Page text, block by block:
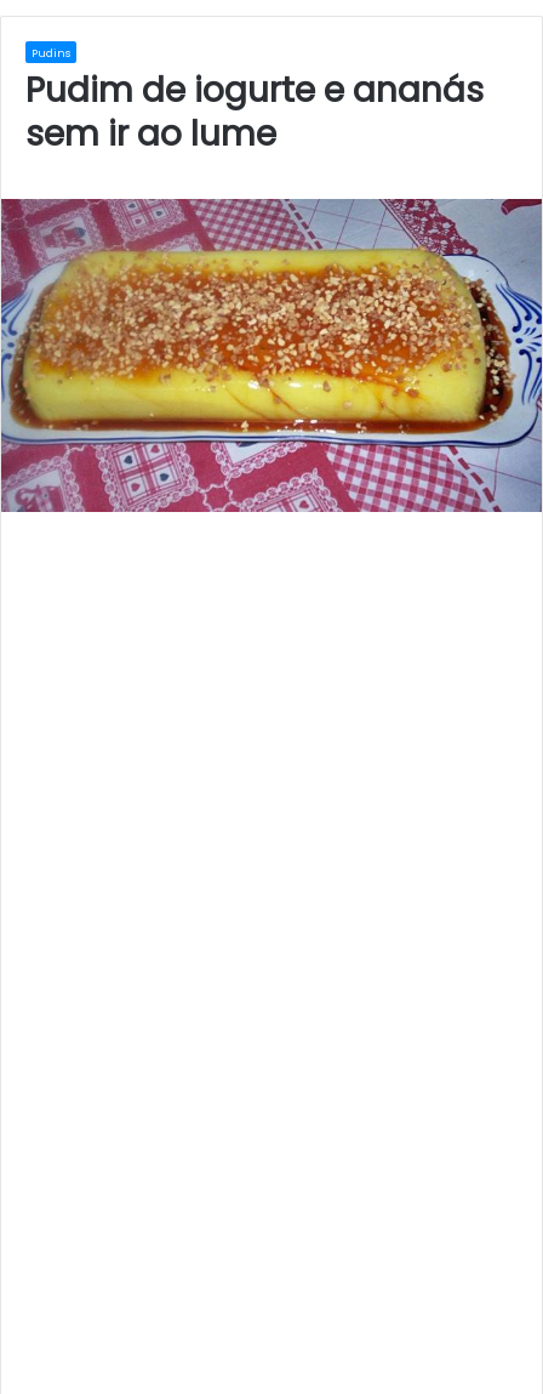
Pudins
Pudim de iogurte e ananás
sem ir ao lume